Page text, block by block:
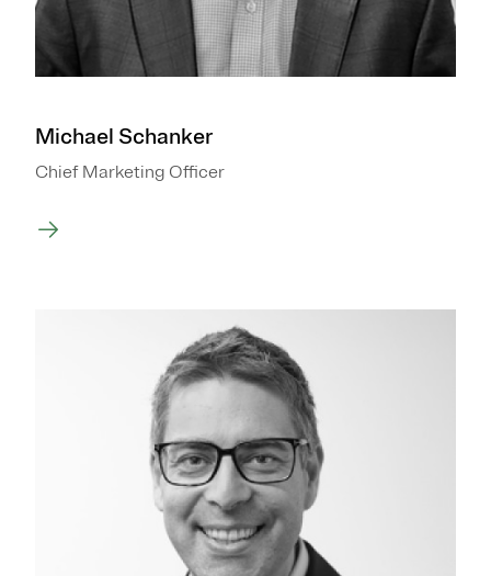
Michael Schanker
Chief Marketing Officer